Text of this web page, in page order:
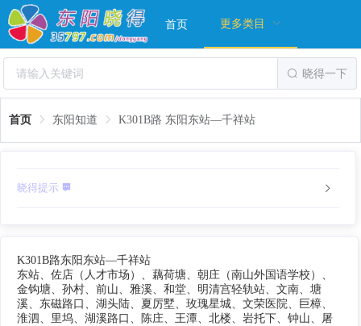
首页 更多类目
晓得一下
首页 东阳知道 K301B路 东阳东站—千祥站
晓得提示
K301B路东阳东站—千祥站
东站、佐店（人才市场）、藕荷塘、朝庄（南山外国语学校）、
金钩塘、孙村、前山、雅溪、和堂、明清宫轻轨站、文南、塘
溪、东磁路口、湖头陆、夏厉墅、玫瑰星城、文荣医院、巨樟、
淮泗、里坞、湖溪路口、陈庄、王潭、北楼、岩托下、钟山、屠